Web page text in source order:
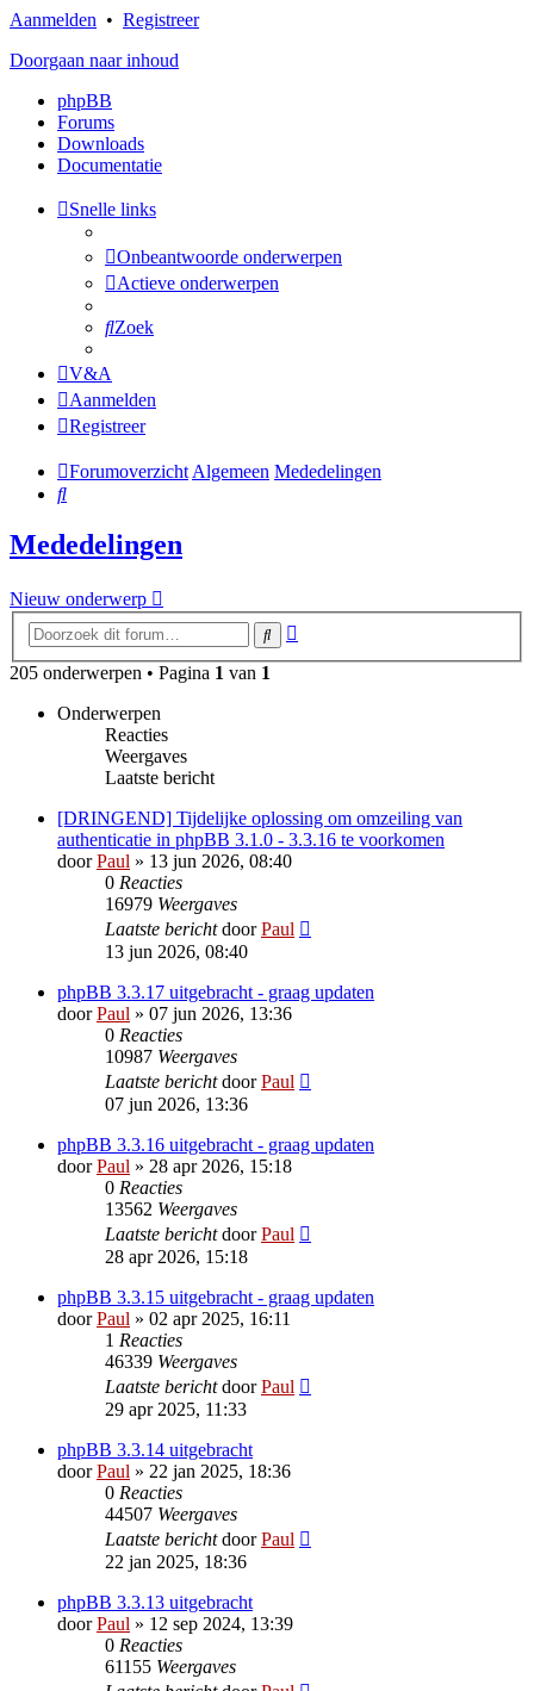
Aanmelden • Registreer
Doorgaan naar inhoud
phpBB
Forums
Downloads
Documentatie
Snelle links
Onbeantwoorde onderwerpen
Actieve onderwerpen
Zoek
V&A
Aanmelden
Registreer
Forumoverzicht Algemeen Mededelingen
Zoek
Mededelingen
Nieuw onderwerp
Zoek
205 onderwerpen • Pagina 1 van 1
Onderwerpen
Reacties
Weergaves
Laatste bericht
[DRINGEND] Tijdelijke oplossing om omzeiling van
authenticatie in phpBB 3.1.0 - 3.3.16 te voorkomen
doorPaul » 13 jun 2026, 08:40
0 Reacties
16979 Weergaves
Laatste berichtdoorPaul
13 jun 2026, 08:40
phpBB 3.3.17 uitgebracht - graag updaten
doorPaul » 07 jun 2026, 13:36
0 Reacties
10987 Weergaves
Laatste berichtdoorPaul
07 jun 2026, 13:36
phpBB 3.3.16 uitgebracht - graag updaten
doorPaul » 28 apr 2026, 15:18
0 Reacties
13562 Weergaves
Laatste berichtdoorPaul
28 apr 2026, 15:18
phpBB 3.3.15 uitgebracht - graag updaten
doorPaul » 02 apr 2025, 16:11
1 Reacties
46339 Weergaves
Laatste berichtdoorPaul
29 apr 2025, 11:33
phpBB 3.3.14 uitgebracht
doorPaul » 22 jan 2025, 18:36
0 Reacties
44507 Weergaves
Laatste berichtdoorPaul
22 jan 2025, 18:36
phpBB 3.3.13 uitgebracht
doorPaul » 12 sep 2024, 13:39
0 Reacties
61155 Weergaves